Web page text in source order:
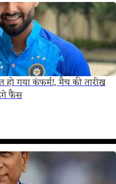
गया कंफर्म!, मैच की तारीख
फैंस